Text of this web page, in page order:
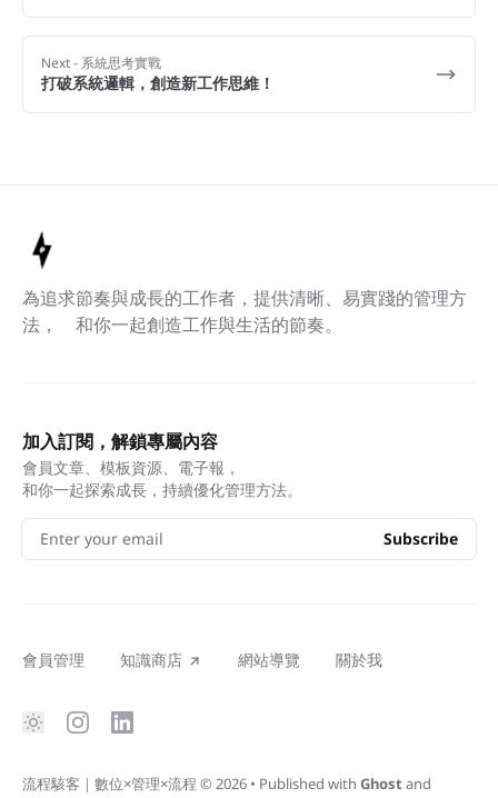
Next- 系統思考實戰
打破系統邏輯，創造新工作思維！
為追求節奏與成長的工作者，提供清晰、易實踐的管理方
法， 和你一起創造工作與生活的節奏。
加入訂閱，解鎖專屬內容
會員文章、模板資源、電子報，
和你一起探索成長，持續優化管理方法。
Enter your email Subscribe
會員管理 知識商店 網站導覽 關於我
流程駭客｜數位×管理×流程 © 2026 • Published with Ghostand